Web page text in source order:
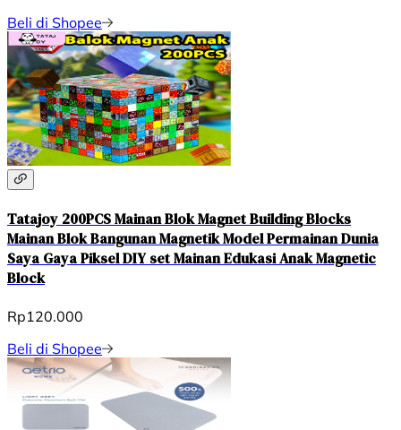
Beli di Shopee
Tatajoy 200PCS Mainan Blok Magnet Building Blocks
Mainan Blok Bangunan Magnetik Model Permainan Dunia
Saya Gaya Piksel DIY set Mainan Edukasi Anak Magnetic
Block
Rp120.000
Beli di Shopee